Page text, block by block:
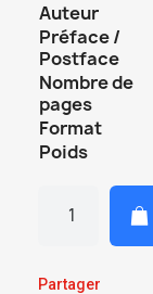
Auteur
Préface /
Postface
Nombre de
pages
Format
Poids
Partager